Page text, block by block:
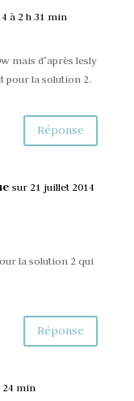
à 2 h 31 min
mais d’après lesly
pour la solution 2.
Réponse
sur 21 juillet 2014
la solution 2 qui
Réponse
24 min